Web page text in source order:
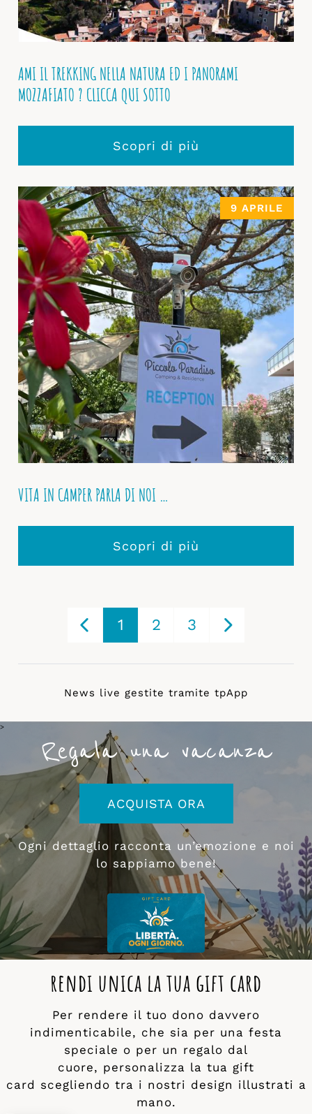
AMI IL TREKKING NELLA NATURA ED I PANORAMI
MOZZAFIATO ? CLICCA QUI SOTTO
Scopri di più
9 APRILE
VITA IN CAMPER PARLA DI NOI …
Scopri di più
1 2 3
News live gestite tramite tpApp
>
Regala una vacanza
ACQUISTA ORA
Ogni dettaglio racconta un’emozione e noi
lo sappiamo bene!
rendi unica la tua gift card
Per rendere il tuo dono davvero
indimenticabile, che sia per una festa
speciale o per un regalo dal
cuore, personalizza la tua gift
card scegliendo tra i nostri design illustrati a
mano.